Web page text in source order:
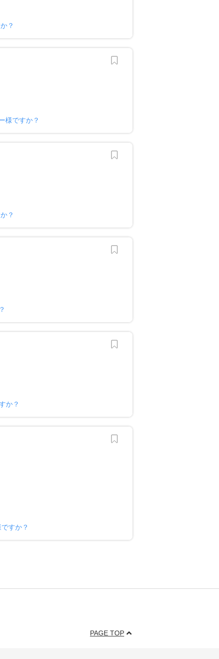
？
様ですか？
？
か？
すか？
PAGE TOP